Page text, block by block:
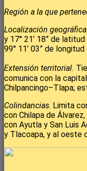
Región a la que
Localización geográfica.
y 17° 21’ 18” de
99° 11’ 03” de
Extensión territorial.
comunica con la
Chilpancingo–Tlapa;
Colindancias. Limita
con Chilapa de
con Ayutla y San Luis
y Tlacoapa, y al oeste